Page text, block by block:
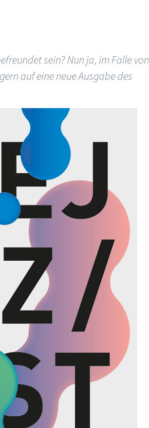
sein? Nun ja, im Falle von
auf eine neue Ausgabe des